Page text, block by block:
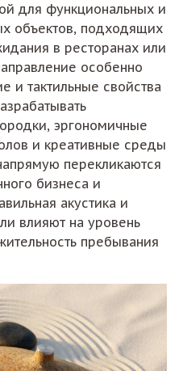
для функциональных и
объектов, подходящих
в ресторанах или
особенно
и тактильные свойства
эргономичные
и креативные среды
перекликаются
бизнеса и
акустика и
влияют на уровень
пребывания